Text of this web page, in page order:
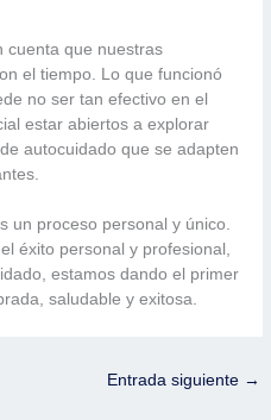
cuenta que nuestras
el tiempo. Lo que funcionó
no ser tan efectivo en el
estar abiertos a explorar
autocuidado que se adapten
un proceso personal y único.
éxito personal y profesional,
estamos dando el primer
saludable y exitosa.
Entrada siguiente →